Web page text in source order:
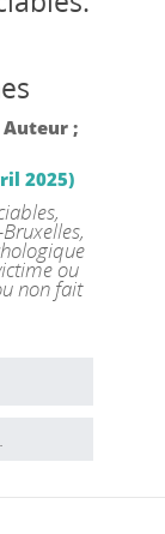
Auteur ;
2025)
ou
non fait